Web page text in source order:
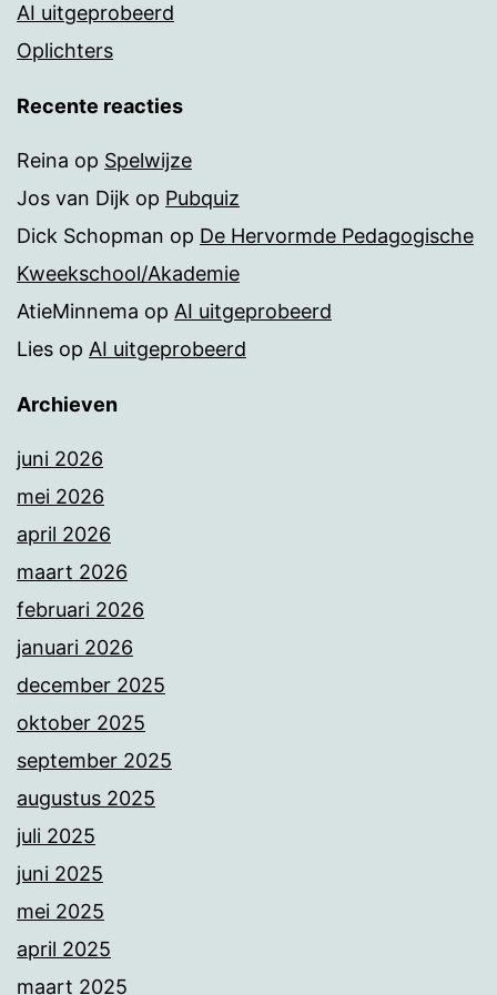
AI uitgeprobeerd
Oplichters
Recente reacties
Reina op Spelwijze
Jos van Dijk op Pubquiz
Dick Schopman op De Hervormde Pedagogische
Kweekschool/Akademie
AtieMinnema op AI uitgeprobeerd
Lies op AI uitgeprobeerd
Archieven
juni 2026
mei 2026
april 2026
maart 2026
februari 2026
januari 2026
december 2025
oktober 2025
september 2025
augustus 2025
juli 2025
juni 2025
mei 2025
april 2025
maart 2025